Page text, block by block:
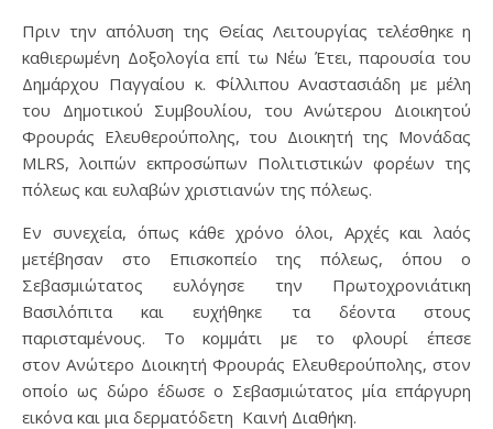
Πριν την απόλυση της Θείας Λειτουργίας τελέσθηκε η
καθιερωμένη Δοξολογία επί τω Νέω Έτει, παρουσία του
Δημάρχου Παγγαίου κ. Φίλλιπου Αναστασιάδη με μέλη
του Δημοτικού Συμβουλίου, του Ανώτερου Διοικητού
Φρουράς Ελευθερούπολης, του Διοικητή της Μονάδας
MLRS, λοιπών εκπροσώπων Πολιτιστικών φορέων της
πόλεως και ευλαβών χριστιανών της πόλεως.
Εν συνεχεία, όπως κάθε χρόνο όλοι, Αρχές και λαός
μετέβησαν στο Επισκοπείο της πόλεως, όπου ο
Σεβασμιώτατος ευλόγησε την Πρωτοχρονιάτικη
Βασιλόπιτα και ευχήθηκε τα δέοντα στους
παρισταμένους. Το κομμάτι με το φλουρί έπεσε
στον Ανώτερο Διοικητή Φρουράς Ελευθερούπολης, στον
οποίο ως δώρο έδωσε ο Σεβασμιώτατος μία επάργυρη
εικόνα και μια δερματόδετη Καινή Διαθήκη.